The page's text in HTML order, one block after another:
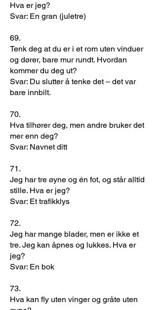
Hva er jeg?
Svar: En gran (juletre)
69.
Tenk deg at du er i et rom uten vinduer
og dører, bare mur rundt. Hvordan
kommer du deg ut?
Svar: Du slutter å tenke det – det var
bare innbilt.
70.
Hva tilhører deg, men andre bruker det
mer enn deg?
Svar: Navnet ditt
71.
Jeg har tre øyne og én fot, og står alltid
stille. Hva er jeg?
Svar: Et trafikklys
72.
Jeg har mange blader, men er ikke et
tre. Jeg kan åpnes og lukkes. Hva er
jeg?
Svar: En bok
​73.
Hva kan fly uten vinger og gråte uten